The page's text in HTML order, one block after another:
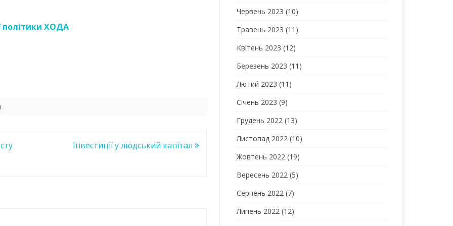
політики ХОДА
Інвестиції у людський капітал
Червень 2023 (10)
Травень 2023 (11)
Квітень 2023 (12)
Березень 2023 (11)
Лютий 2023 (11)
Січень 2023 (9)
Грудень 2022 (13)
Листопад 2022 (10)
Жовтень 2022 (19)
Вересень 2022 (5)
Серпень 2022 (7)
Липень 2022 (12)